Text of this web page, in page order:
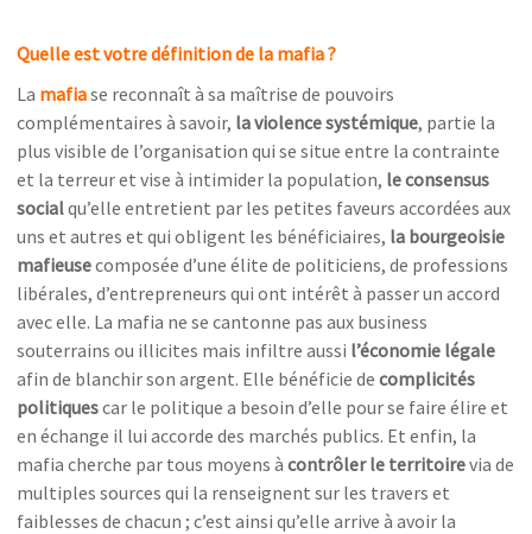
Quelle est votre définition de la mafia ?
La mafiase reconnaît à sa maîtrise de pouvoirs
complémentaires à savoir, la violence systémique, partie la
plus visible de l’organisation qui se situe entre la contrainte
et la terreur et vise à intimider la population, le consensus
socialqu’elle entretient par les petites faveurs accordées aux
uns et autres et qui obligent les bénéficiaires, la bourgeoisie
mafieusecomposée d’une élite de politiciens, de professions
libérales, d’entrepreneurs qui ont intérêt à passer un accord
avec elle. La mafia ne se cantonne pas aux business
souterrains ou illicites mais infiltre aussi l’économie légale
afin de blanchir son argent. Elle bénéficie decomplicités
politiquescar le politique a besoin d’elle pour se faire élire et
en échange il lui accorde des marchés publics. Et enfin, la
mafia cherche par tous moyens àcontrôler le territoirevia de
multiples sources qui la renseignent sur les travers et
faiblesses de chacun ; c’est ainsi qu’elle arrive à avoir la